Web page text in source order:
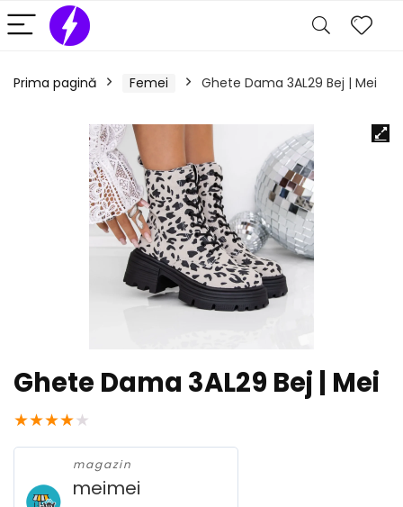
Prima pagină Femei Ghete Dama 3AL29 Bej | Mei
Ghete Dama 3AL29 Bej | Mei
★★★★★
magazin
meimei